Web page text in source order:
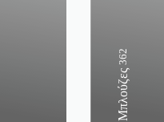
Μπλούζες
362